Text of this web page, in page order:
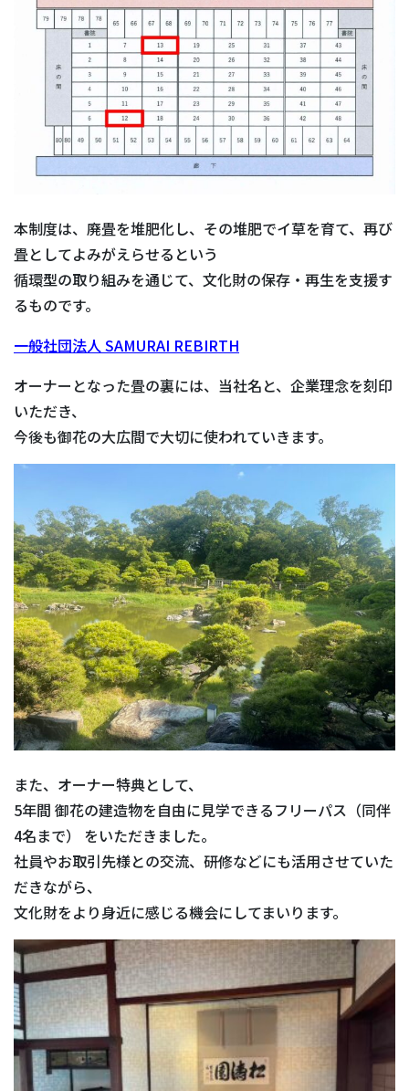
本制度は、廃畳を堆肥化し、その堆肥でイ草を育て、再び
畳としてよみがえらせるという
循環型の取り組みを通じて、文化財の保存・再生を支援す
るものです。
一般社団法人 SAMURAI REBIRTH
オーナーとなった畳の裏には、当社名と、企業理念を刻印
いただき、
今後も御花の大広間で大切に使われていきます。
また、オーナー特典として、
5年間 御花の建造物を自由に見学できるフリーパス（同伴
4名まで） をいただきました。
社員やお取引先様との交流、研修などにも活用させていた
だきながら、
文化財をより身近に感じる機会にしてまいります。